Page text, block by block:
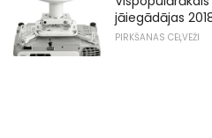
jāiegādājas
PIRKŠANAS CEĻVEŽI